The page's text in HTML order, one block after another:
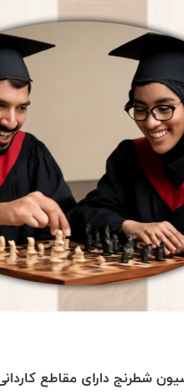
فدراسیون شطرنج دارای مقاطع